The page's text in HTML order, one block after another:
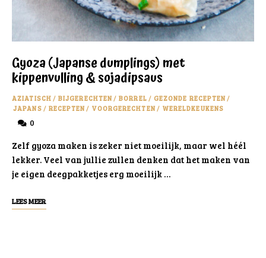
Gyoza (Japanse dumplings) met
kippenvulling & sojadipsaus
AZIATISCH / BIJGERECHTEN / BORREL / GEZONDE RECEPTEN /
JAPANS / RECEPTEN / VOORGERECHTEN/ WERELDKEUKENS
0
Zelf gyoza maken is zeker niet moeilijk, maar wel héél
lekker. Veel van jullie zullen denken dat het maken van
je eigen deegpakketjes erg moeilijk …
LEES MEER